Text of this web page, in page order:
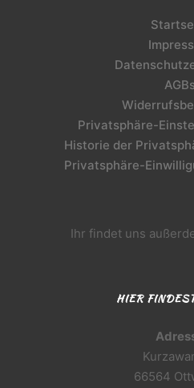
AGBs
Privatsphäre-
Historie der
Privatsphäre-
Ihr findet uns
HIER
66564